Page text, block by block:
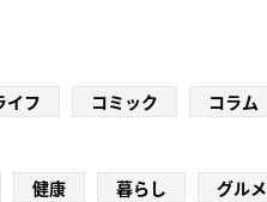
イフ コミック
コラム
健康 暮らし グルメ